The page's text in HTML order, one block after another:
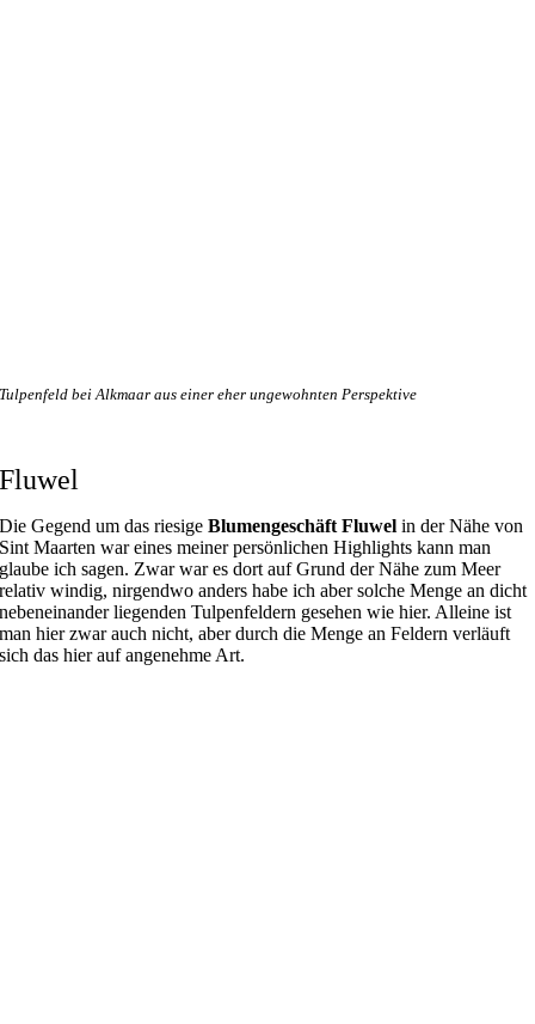
Tulpenfeld bei Alkmaar aus einer eher ungewohnten Perspektive
Fluwel
Die Gegend um das riesige Blumengeschäft Fluwel in der Nähe von
Sint Maarten war eines meiner persönlichen Highlights kann man
glaube ich sagen. Zwar war es dort auf Grund der Nähe zum Meer
relativ windig, nirgendwo anders habe ich aber solche Menge an dicht
nebeneinander liegenden Tulpenfeldern gesehen wie hier. Alleine ist
man hier zwar auch nicht, aber durch die Menge an Feldern verläuft
sich das hier auf angenehme Art.